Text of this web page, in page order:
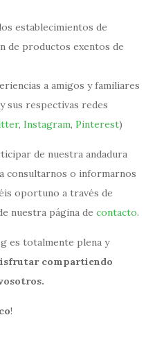
establecimientos de
de productos exentos de
a amigos y familiares
sus respectivas redes
, Instagram, Pinterest)
de nuestra andadura
consultarnos o informarnos
oportuno a través de
nuestra página de contacto.
es totalmente plena y
compartiendo
!